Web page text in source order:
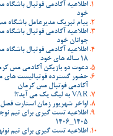
اطلاعیه آکادمی فوتبال
خود
پیام تبریک مدیرعامل باشگاه
اطلاعیه آکادمی فوتبال
جوانان خود
اطلاعیه آکادمی فوتبال
18 ساله های خود
دعوت دو بازیکن آکادمی مس
حضور گسترده فوتبالیست های
آکادمی فوتبال مس کرمان
VAR به لیگ یک می آید؟!
اواخر شهریور زمان استارت
اطلاعیه تست گیری برای تیم
1405_1406
اطلاعیه تست گیری برای تیم